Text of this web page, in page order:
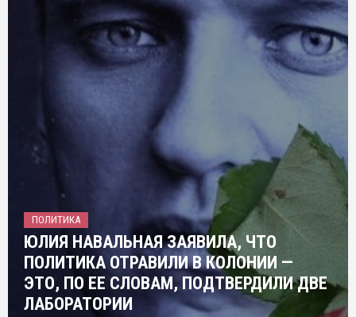
ПОЛИТИКА
ЮЛИЯ НАВАЛЬНАЯ ЗАЯВИЛА, ЧТО
ПОЛИТИКА ОТРАВИЛИ В КОЛОНИИ —
ЭТО, ПО ЕЕ СЛОВАМ, ПОДТВЕРДИЛИ ДВЕ
ЛАБОРАТОРИИ